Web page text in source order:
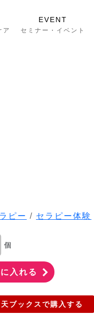
ア
EVENT
セミナー・イベント
ピー / セラピー体験
個
ブックスで購入する